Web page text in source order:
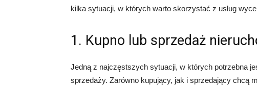
kilka sytuacji, w których warto skorzystać z usług
1. Kupno lub sprzedaż
Jedną z najczęstszych sytuacji, w których potrzebna
sprzedaży. Zarówno kupujący, jak i sprzedający chcą